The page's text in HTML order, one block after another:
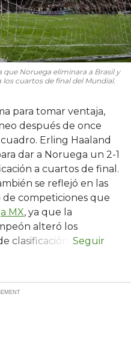
Noruega eliminara a Brasil y
cuartos de final del Mundial.
para tomar ventaja,
después de once
Erling Haaland
dar a Noruega un 2-1
a cuartos de final.
se reflejó en las
competiciones que
MX, ya que la
alteró los
clasificación.